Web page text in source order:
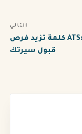
التالي
الكلمات المفتاحية لنظام ATS: 200 كلمة تزيد فرص
قبول سيرتك